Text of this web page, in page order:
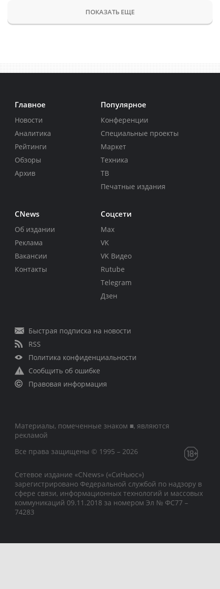
ПОКАЗАТЬ ЕЩЕ
Главное
Новости
Аналитика
Рейтинги
Обзоры
Архив
Популярное
Конференции
Специальные проекты
Маркет
Техника
ТВ
Печатные издания
CNews
Об издании
Реклама
Вакансии
Контакты
Соцсети
Max
VK
VK Видео
Rutube
Telegram
Дзен
Быстрая подписка на новости
RSS
Политика конфиденциальности
Сообщить об ошибке
Правовая информация
Материалы, помеченные знаком ■, являются
рекламой
Все права защищены © 1995 – 2026
Сетевое издание «CNews» («СиНьюс»)
зарегистрировано Федеральной службой по надзору в
сфере связи, информационных технологий и массовых
коммуникаций 09.11.2018 за номером Эл № ФС77 –
74283